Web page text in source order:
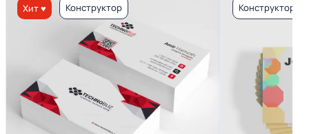
Хит ♥ Конструктор Конструктор